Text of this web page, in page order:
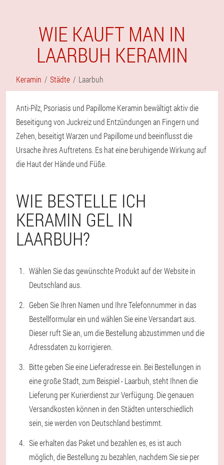
WIE KAUFT MAN IN
LAARBUH KERAMIN
Keramin Städte Laarbuh
Anti-Pilz, Psoriasis und Papillome Keramin bewältigt aktiv die
Beseitigung von Juckreiz und Entzündungen an Fingern und
Zehen, beseitigt Warzen und Papillome und beeinflusst die
Ursache ihres Auftretens. Es hat eine beruhigende Wirkung auf
die Haut der Hände und Füße.
WIE BESTELLE ICH
KERAMIN GEL IN
LAARBUH?
Wählen Sie das gewünschte Produkt auf der Website in
Deutschland aus.
Geben Sie Ihren Namen und Ihre Telefonnummer in das
Bestellformular ein und wählen Sie eine Versandart aus.
Dieser ruft Sie an, um die Bestellung abzustimmen und die
Adressdaten zu korrigieren.
Bitte geben Sie eine Lieferadresse ein. Bei Bestellungen in
eine große Stadt, zum Beispiel - Laarbuh, steht Ihnen die
Lieferung per Kurierdienst zur Verfügung. Die genauen
Versandkosten können in den Städten unterschiedlich
sein, sie werden von Deutschland bestimmt.
Sie erhalten das Paket und bezahlen es, es ist auch
möglich, die Bestellung zu bezahlen, nachdem Sie sie per